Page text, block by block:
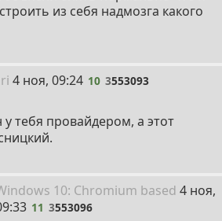
из себя надмозга какого
10
4 ноя, 09:24 10 3553093
тебя провайдером, а этот
dows 10: Chromium based 11
4 ноя,
11 3553096